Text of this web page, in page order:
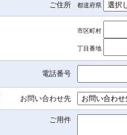
ご住所 都道府県
市区町村
丁目番地
電話番号
お問い合わせ先
ご用件